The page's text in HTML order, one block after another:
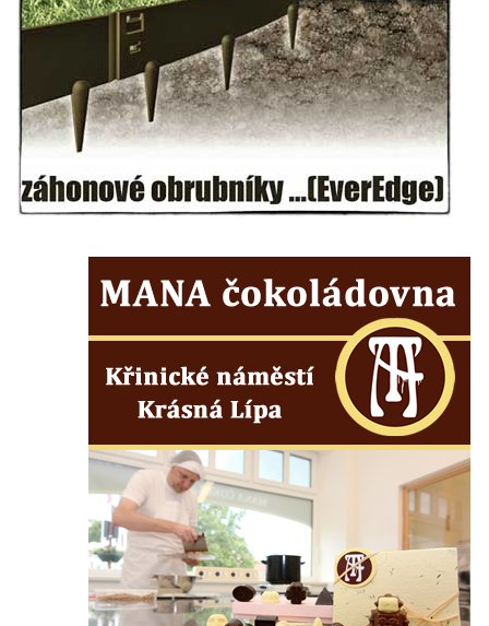
Křečanech
Budova fary ve Starých Křečanech
Skalní sklípky v Dubé (Sadová ulice)
Dům č.p. 208/80 v Dlouhé ulici v Dubé
Dům č.p. 97/85 v Dlouhé ulici v Dubé
Dům č.p. 96/87 v Dlouhé ulici v Dubé
Dům č.p. 94/91 v Dlouhé ulici v Dubé
Dům č.p. 90/99 v Dlouhé ulici v Dubé
Altán v parku v ulici Požárníků v Dubé
Největší hedvábná růže světa v Sebnitz
Sušárna chmele v Dubé
Dům čp. 12 na Tyršově náměstí v Cítolibech
Bývalý špitál čp. 60 v Cítolibech
Dělnický dům čp. 219 v Cítolibech
Zemědělský dvůr zvaný Ovčín čp. 26 v
Cítolibech